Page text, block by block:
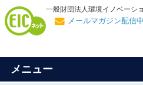
一般財団法人環境イノベーシ
メールマガジン配信中
メニュー